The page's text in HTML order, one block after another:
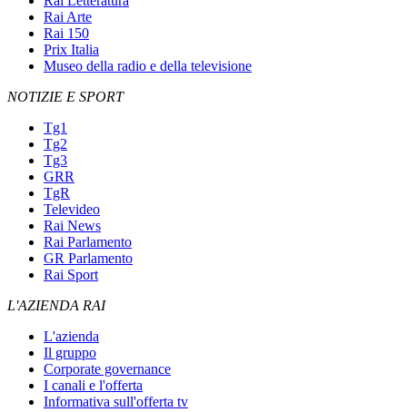
Rai Arte
Rai 150
Prix Italia
Museo della radio e della televisione
NOTIZIE E SPORT
Tg1
Tg2
Tg3
GRR
TgR
Televideo
Rai News
Rai Parlamento
GR Parlamento
Rai Sport
L'AZIENDA RAI
L'azienda
Il gruppo
Corporate governance
I canali e l'offerta
Informativa sull'offerta tv